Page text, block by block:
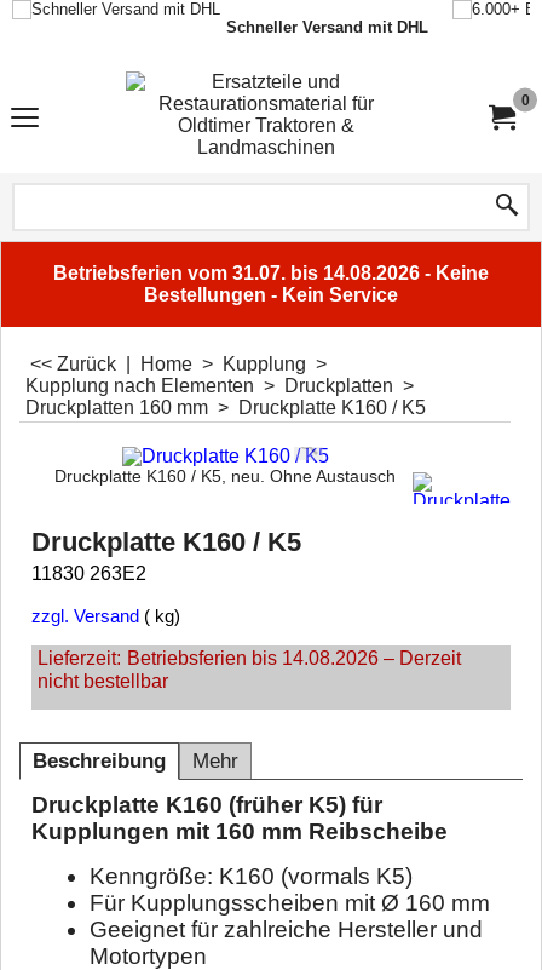
Schneller Versand mit DHL
0
Betriebsferien vom 31.07. bis 14.08.2026 - Keine
Bestellungen - Kein Service
<< Zurück Home > Kupplung >
Kupplung nach Elementen > Druckplatten >
Druckplatten 160 mm > Druckplatte K160 / K5
Druckplatte K160 / K5, neu. Ohne Austausch
Druckplatte K160 / K5
11830 263E2
zzgl. Versand kg
Lieferzeit: Betriebsferien bis 14.08.2026 – Derzeit
nicht bestellbar
Beschreibung Mehr
Druckplatte K160 (früher K5) für
Kupplungen mit 160 mm Reibscheibe
Kenngröße: K160 (vormals K5)
Für Kupplungsscheiben mit Ø 160 mm
Geeignet für zahlreiche Hersteller und
Motortypen